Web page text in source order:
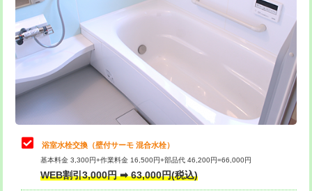
カメラ調査 33,000円
桝清掃 8,800円
止水・漏水調査・防水処理・清掃・修
理・調整・分解・加工など（軽作業）
止水・漏水調査・防水処理・清掃・修
理・調整・分解・加工など（中作業）
22,000円
止水・漏水調査・防水処理・清掃・修
理・調整・分解・加工など（重作業）
33,000円
浴室水栓交換（壁付サーモ 混合水栓）
基本料金 3,300円+作業料金 16,500円+部品代 46,200円=66,000円
WEB割引3,000円 ➡ 63,000円(税込)